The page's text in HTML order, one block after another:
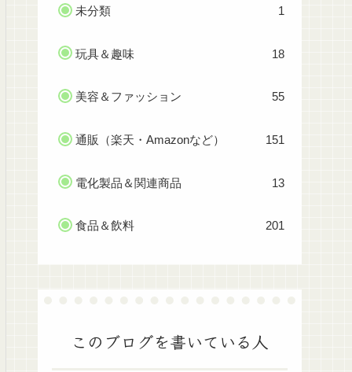
未分類 1
玩具＆趣味 18
美容＆ファッション 55
通販（楽天・Amazonなど） 151
電化製品＆関連商品 13
食品＆飲料 201
このブログを書いている人